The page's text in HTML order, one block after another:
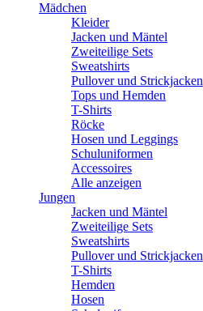
Mädchen
Kleider
Jacken und Mäntel
Zweiteilige Sets
Sweatshirts
Pullover und Strickjacken
Tops und Hemden
T-Shirts
Röcke
Hosen und Leggings
Schuluniformen
Accessoires
Alle anzeigen
Jungen
Jacken und Mäntel
Zweiteilige Sets
Sweatshirts
Pullover und Strickjacken
T-Shirts
Hemden
Hosen